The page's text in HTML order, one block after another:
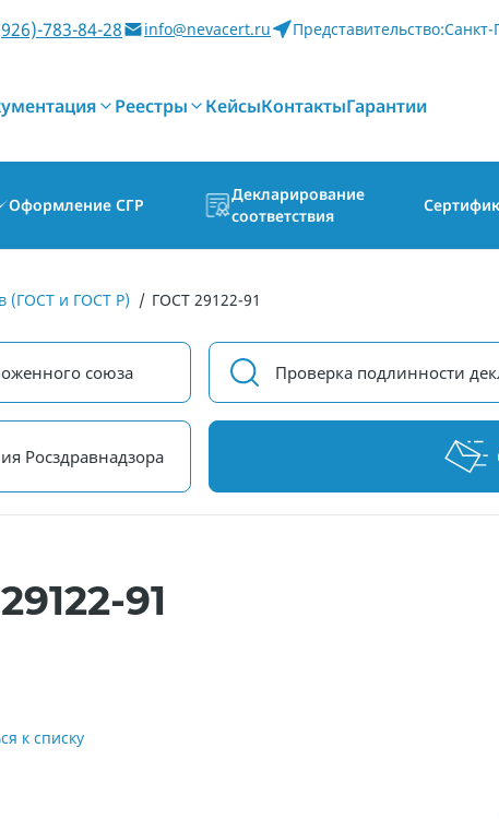
783-84-28 info@nevacert.ru Представительство:Санкт-
Реестры КейсыКонтактыГарантии
Оформление СГР
Декларирование
соответствия
(ГОСТ и ГОСТ Р) / ГОСТ 29122-91
союза Проверка подлинности
Росздравнадзора
91
к списку